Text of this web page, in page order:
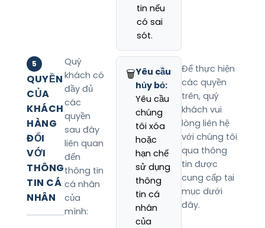
5
QUYỀN
CỦA
KHÁCH
HÀNG
ĐỐI
VỚI
THÔNG
TIN CÁ
NHÂN
Quý
khách có
đầy đủ
các
quyền
sau đây
liên quan
đến
thông tin
cá nhân
của
mình:
tin nếu
có sai
sót.
🗑️Yêu cầu
hủy bỏ:
Yêu cầu
chúng
tôi xóa
hoặc
hạn chế
sử dụng
thông
tin cá
nhân
của
Để thực hiện
các quyền
trên, quý
khách vui
lòng liên hệ
với chúng tôi
qua thông
tin được
cung cấp tại
mục dưới
đây.